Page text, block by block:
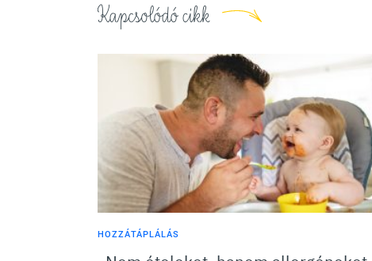
Kapcsolódó cikk
HOZZÁTÁPLÁLÁS